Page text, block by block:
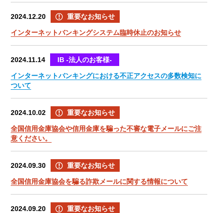
2024.12.20 重要なお知らせ
インターネットバンキングシステム臨時休止のお知らせ
2024.11.14 IB -法人のお客様-
インターネットバンキングにおける不正アクセスの多数検知に
ついて
2024.10.02 重要なお知らせ
全国信用金庫協会や信用金庫を騙った不審な電子メールにご注
意ください。
2024.09.30 重要なお知らせ
全国信用金庫協会を騙る詐欺メールに関する情報について
2024.09.20 重要なお知らせ